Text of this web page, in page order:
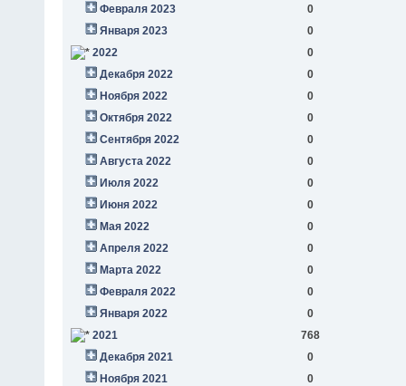
Февраля 2023
0
Января 2023
0
2022
0
Декабря 2022
0
Ноября 2022
0
Октября 2022
0
Сентября 2022
0
Августа 2022
0
Июля 2022
0
Июня 2022
0
Мая 2022
0
Апреля 2022
0
Марта 2022
0
Февраля 2022
0
Января 2022
0
2021
768
Декабря 2021
0
Ноября 2021
0